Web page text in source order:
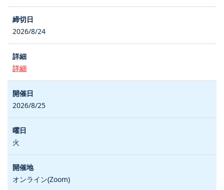
2026/8/24
詳細
2026/8/25
火
オンライン(Zoom)